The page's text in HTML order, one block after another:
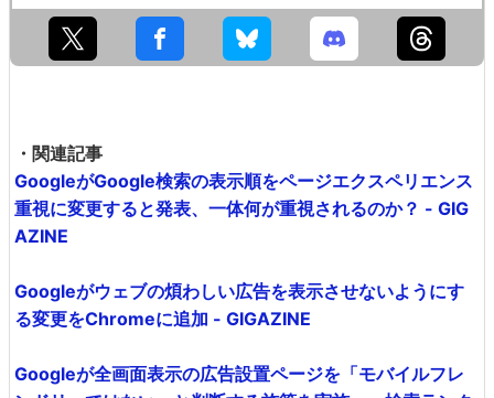
・関連記事
GoogleがGoogle検索の表示順をページエクスペリエンス
重視に変更すると発表、一体何が重視されるのか？ - GIG
AZINE
Googleがウェブの煩わしい広告を表示させないようにす
る変更をChromeに追加 - GIGAZINE
Googleが全画面表示の広告設置ページを「モバイルフレ